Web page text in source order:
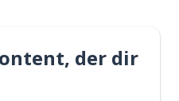
der dir